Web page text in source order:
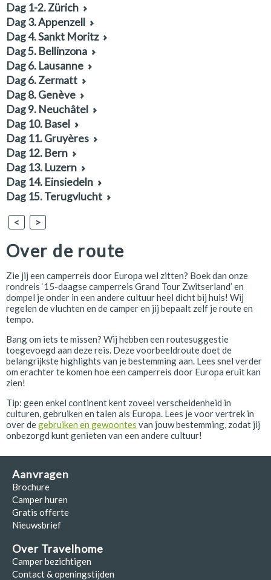
< >
Over de route
Zie jij een camperreis door Europa wel zitten? Boek dan onze
rondreis ‘15-daagse camperreis Grand Tour Zwitserland’ en
dompel je onder in een andere cultuur heel dicht bij huis! Wij
regelen de vluchten en de camper en jij bepaalt zelf je route en
tempo.
Bang om iets te missen? Wij hebben een routesuggestie
toegevoegd aan deze reis. Deze voorbeeldroute doet de
belangrijkste highlights van je bestemming aan. Lees snel verder
om erachter te komen hoe een camperreis door Europa eruit kan
zien!
Tip: geen enkel continent kent zoveel verscheidenheid in
culturen, gebruiken en talen als Europa. Lees je voor vertrek in
over degebruiken en gewoontes van jouw bestemming, zodat jij
onbezorgd kunt genieten van een andere cultuur!
Dag 1-2. Zürich
Dag 3. Appenzell
Dag 4. Sankt Moritz
Dag 5. Bellinzona
Dag 6. Lausanne
Dag 6. Zermatt
Dag 8. Genève
Dag 9. Neuchâtel
Dag 10. Basel
Dag 11. Gruyères
Dag 12. Bern
Dag 13. Luzern
Dag 14. Einsiedeln
Dag 15. Terugvlucht
Aanvragen
Brochure
Camper huren
Gratis offerte
Nieuwsbrief
Over Travelhome
Camper bezichtigen
Contact & openingstijden